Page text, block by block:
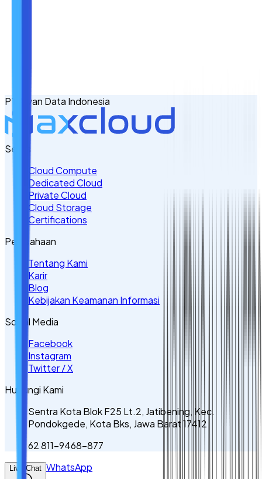
Tulis Kebutuhan Anda di Sini
PT Awan Data Indonesia
Servis
Cloud Compute
Dedicated Cloud
Private Cloud
Cloud Storage
Certifications
Perusahaan
Tentang Kami
Karir
Blog
Kebijakan Keamanan Informasi
Sosial Media
Facebook
Instagram
Twitter / X
Hubungi Kami
Sentra Kota Blok F25 Lt.2, Jatibening, Kec.
Pondokgede, Kota Bks, Jawa Barat 17412
62 811-9468-877
Live Chat WhatsApp